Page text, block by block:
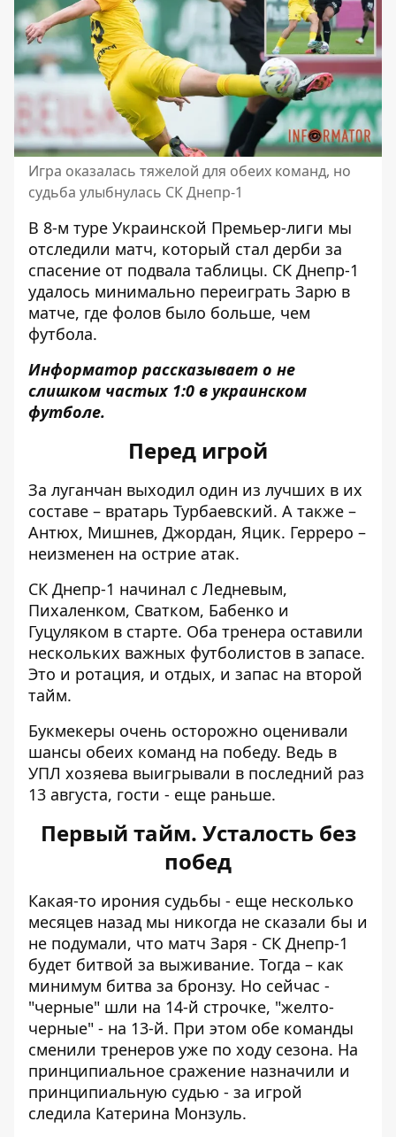
Игра оказалась тяжелой для обеих команд, но
судьба улыбнулась СК Днепр-1
В 8-м туре Украинской Премьер-лиги мы
отследили матч, который стал дерби за
спасение от подвала таблицы. СК Днепр-1
удалось минимально переиграть Зарю в
матче, где фолов было больше, чем
футбола.
Информатор рассказывает о не
слишком частых 1:0 в украинском
футболе.
Перед игрой
За луганчан выходил один из лучших в их
составе – вратарь Турбаевский. А также –
Антюх, Мишнев, Джордан, Яцик. Герреро –
неизменен на острие атак.
СК Днепр-1 начинал с Ледневым,
Пихаленком, Сватком, Бабенко и
Гуцуляком в старте. Оба тренера оставили
нескольких важных футболистов в запасе.
Это и ротация, и отдых, и запас на второй
тайм.
Букмекеры очень осторожно оценивали
шансы обеих команд на победу. Ведь в
УПЛ хозяева выигрывали в последний раз
13 августа, гости - еще раньше.
Первый тайм. Усталость без
побед
Какая-то ирония судьбы - еще несколько
месяцев назад мы никогда не сказали бы и
не подумали, что матч Заря - СК Днепр-1
будет битвой за выживание. Тогда – как
минимум битва за бронзу. Но сейчас -
"черные" шли на 14-й строчке, "желто-
черные" - на 13-й. При этом обе команды
сменили тренеров уже по ходу сезона. На
принципиальное сражение назначили и
принципиальную судью - за игрой
следила Катерина Монзуль.